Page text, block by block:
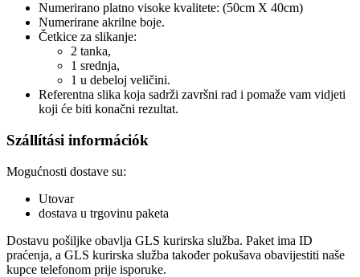
Numerirano platno visoke kvalitete: (50cm X 40cm)
Numerirane akrilne boje.
Četkice za slikanje:
2 tanka,
1 srednja,
1 u debeloj veličini.
Referentna slika koja sadrži završni rad i pomaže vam vidjeti
koji će biti konačni rezultat.
Szállítási információk
Mogućnosti dostave su:
Utovar
dostava u trgovinu paketa
Dostavu pošiljke obavlja GLS kurirska služba. Paket ima ID
praćenja, a GLS kurirska služba također pokušava obavijestiti naše
kupce telefonom prije isporuke.